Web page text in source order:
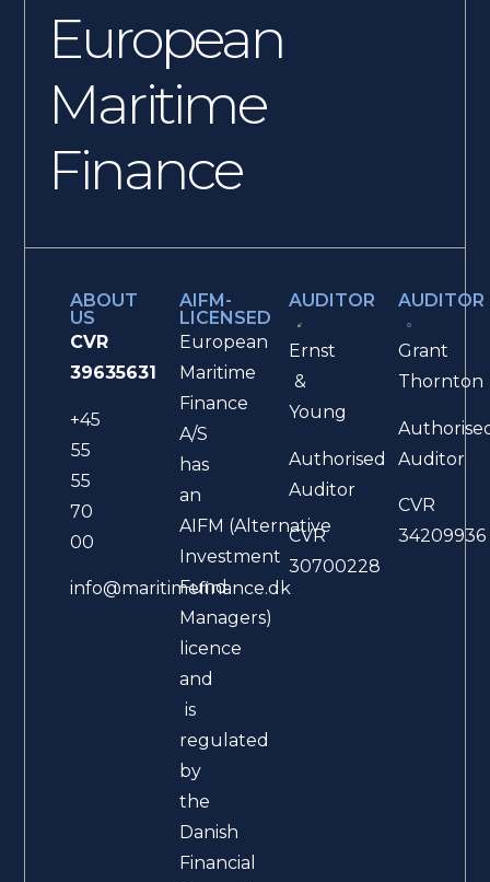
European
Maritime
Finance
ABOUT
US
CVR
39635631
+45
55
55
70
00
info@maritimefinance.dk
AIFM-
LICENSED
European
Maritime
Finance
A/S
has
an
AIFM (Alternative
Investment
Fund
Managers)
licence
and
is
regulated
by
the
Danish
Financial
AUDITOR
Ernst
&
Young
Authorised
Auditor
CVR
30700228
AUDITOR
Grant
Thornton
Auditor
CVR
34209936